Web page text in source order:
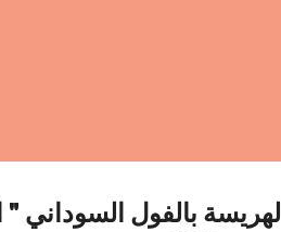
لهريسة بالفول السوداني "